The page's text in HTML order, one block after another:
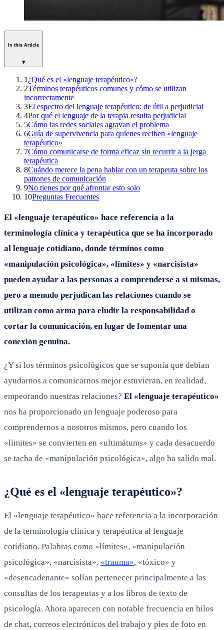
In this Article
▾
1 ¿Qué es el «lenguaje terapéutico»?
2Términos terapéuticos comunes y cómo se utilizan
incorrectamente
3El espectro del lenguaje terapéutico: de útil a perjudicial
4Por qué el lenguaje de la terapia resulta perjudicial
5Cómo las redes sociales agravan el problema
6Guía de supervivencia para quienes reciben «lenguaje
terapéutico»
7Cómo comunicarse de forma eficaz sin recurrir a la jerga
terapéutica
8Cuándo merece la pena hablar con un terapeuta sobre los
patrones de comunicación
9No tienes por qué afrontar esto solo
10Preguntas Frecuentes
El «lenguaje terapéutico» hace referencia a la
terminología clínica y terapéutica que se ha incorporado
al lenguaje cotidiano, donde términos como
«manipulación psicológica», «límites» y «narcisista»
pueden ayudar a las personas a comprenderse a sí mismas,
pero a menudo perjudican las relaciones cuando se
utilizan como arma para eludir la responsabilidad o
cortar la comunicación, en lugar de fomentar una
conexión genuina.
¿Y si los términos psicológicos que se suponía que debían
ayudarnos a comunicarnos mejor estuvieran, en realidad,
empeorando nuestras relaciones? El «lenguaje terapéutico»
nos ha proporcionado un lenguaje poderoso para
comprendernos a nosotros mismos, pero cuando los
«límites» se convierten en «ultimátums» y cada desacuerdo
se tacha de «manipulación psicológica», algo ha salido mal.
¿Qué es el «lenguaje terapéutico»?
El «lenguaje terapéutico» hace referencia a la incorporación
de la terminología clínica y terapéutica al lenguaje
cotidiano. Palabras como «límites», «manipulación
psicológica», «narcisista», «trauma», «tóxico» y
«desencadenante» solían pertenecer principalmente a las
consultas de los terapeutas y a los libros de texto de
psicología. Ahora aparecen con notable frecuencia en hilos
de chat, correos electrónicos del trabajo y pies de foto en